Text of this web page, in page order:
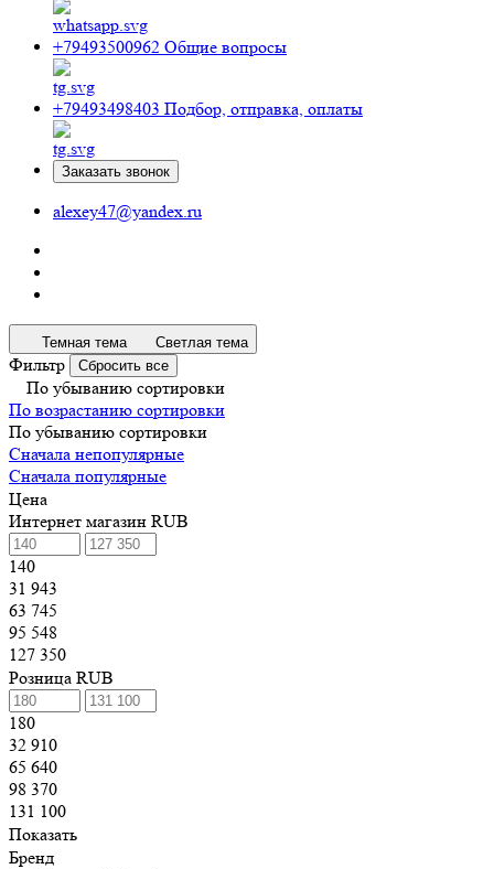
+79493500962 Общие вопросы
+79493498403 Подбор, отправка, оплаты
Заказать звонок
alexey47@yandex.ru
Темная тема Светлая тема
Фильтр Сбросить все
По убыванию сортировки
По возрастанию сортировки
По убыванию сортировки
Сначала непопулярные
Сначала популярные
Цена
Интернет магазин RUB
140
31 943
63 745
95 548
127 350
Розница RUB
180
32 910
65 640
98 370
131 100
Показать
Бренд